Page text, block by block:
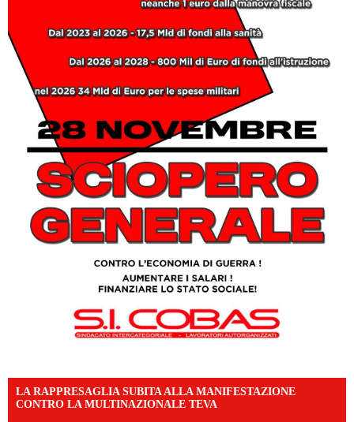
LA RAPPRESAGLIA SUBITA ALLA MANIFESTAZIONE
CONTRO LA MULTINAZIONALE TEVA